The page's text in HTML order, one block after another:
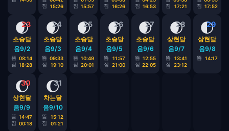
짐
15:26
짐 15:57
짐
16:26
짐 16:53
짐
17:21
짐 17:52
23
🌒
초승달
음9/2
뜸 08:14
짐 18:28
24
🌒
초승달
음9/3
뜸 09:33
짐
19:10
25
🌒
초승달
음9/4
뜸 10:49
짐 20:01
26
🌒
초승달
음9/5
뜸
11:57
짐
21:00
27
🌒
초승달
음9/6
뜸 12:55
짐 22:05
28
🌒
상현달
음9/7
뜸
13:41
짐
23:12
29
🌓
상현달
음9/8
뜸 14:17
30
🌔
상현달
음9/9
뜸 14:47
짐 00:18
31
🌔
차는달
음9/10
뜸
15:12
짐
01:21